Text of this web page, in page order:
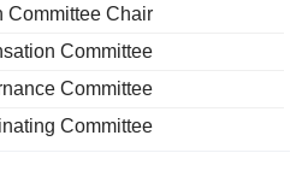
Committee Chair
Committee
Committee
Committee